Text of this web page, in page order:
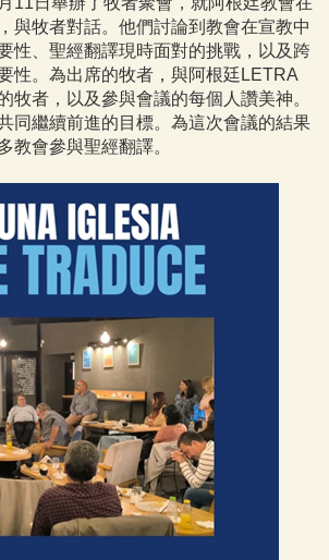
與牧者對話。他們討論到教會在宣教中
性、聖經翻譯現時面對的挑戰，以及跨
性。為出席的牧者，與阿根廷LETRA
牧者，以及參與會議的每個人讚美神。
同繼續前進的目標。為這次會議的結果
教會參與聖經翻譯。